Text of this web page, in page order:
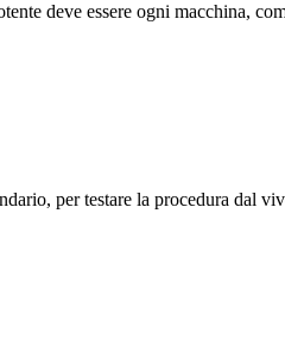
deve essere ogni macchina,
per testare la procedura dal